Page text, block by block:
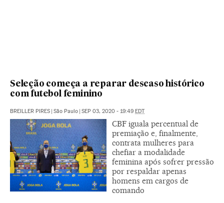
Seleção começa a reparar descaso histórico
com futebol feminino
BREILLER PIRES | São Paulo | SEP 03, 2020 - 19:49 EDT
CBF iguala percentual de
premiação e, finalmente,
contrata mulheres para
chefiar a modalidade
feminina após sofrer pressão
por respaldar apenas
homens em cargos de
comando